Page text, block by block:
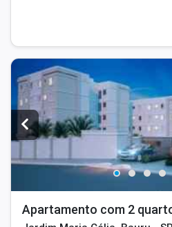
Apartamento com 2